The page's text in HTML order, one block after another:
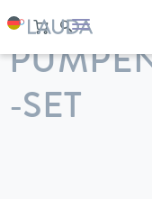
LAUDA
-SET